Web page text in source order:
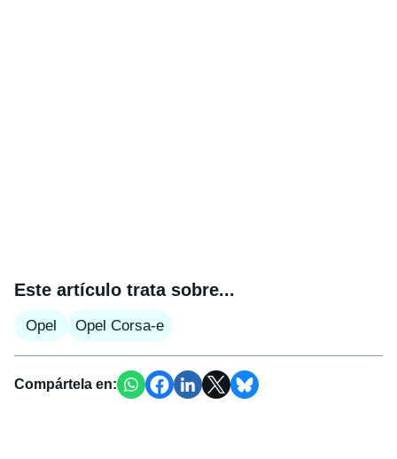
Este artículo trata sobre...
Opel Opel Corsa-e
Compártela en: